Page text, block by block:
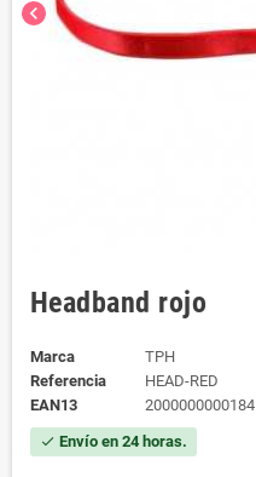
chevron_left
Headband rojo
Marca
TPH
Referencia
HEAD-RED
EAN13
2000000000184
check Envío en 24 horas.